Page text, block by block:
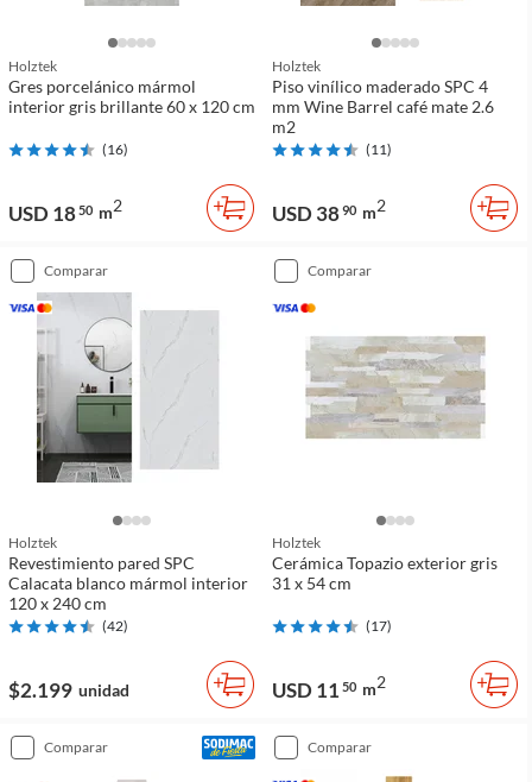
Holztek
Gres porcelánico mármol
interior gris brillante 60 x 120 cm
(16)
USD 1850 m2
Holztek
Piso vinílico maderado SPC 4
mm Wine Barrel café mate 2.6
m2
(11)
USD 3890 m2
comparar
Holztek
Revestimiento pared SPC
Calacata blanco mármol interior
120 x 240 cm
(42)
$2.199 unidad
comparar
Holztek
Cerámica Topazio exterior gris
31 x 54 cm
(17)
USD 11 50 m2
comparar comparar